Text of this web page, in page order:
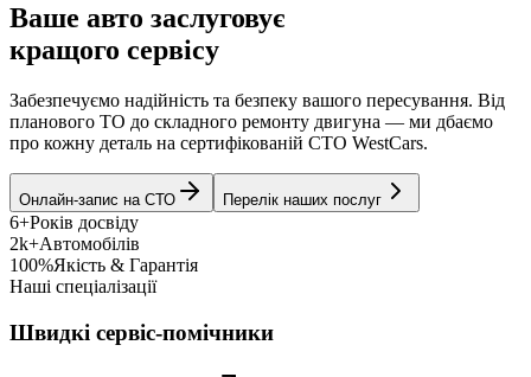
Ваше авто заслуговує
кращого сервісу
Забезпечуємо надійність та безпеку вашого пересування. Від
планового ТО до складного ремонту двигуна — ми дбаємо
про кожну деталь на сертифікованій СТО WestCars.
Онлайн-запис на СТО Перелік наших послуг
6+Років досвіду
2k+Автомобілів
100%Якість & Гарантія
Наші спеціалізації
Швидкі сервіс-помічники